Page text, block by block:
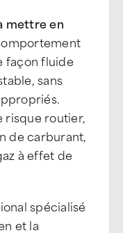
mettre en
façon fluide
sans
risque routier,
de carburant,
à effet de
spécialisé
et la